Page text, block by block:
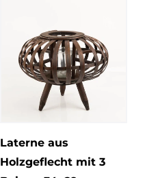
Laterne aus
Holzgeflecht mit 3